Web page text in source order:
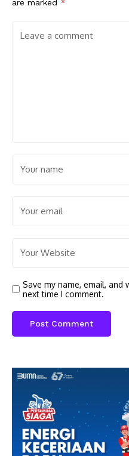
are marked *
Save my name, email,
next time I comment.